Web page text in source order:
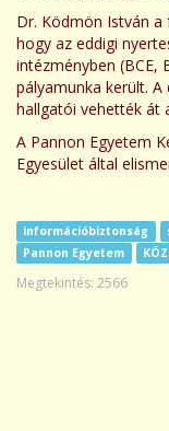
Dr. Ködmön István
hogy az eddigi
intézményben (BCE,
pályamunka került.
hallgatói vehették át
A Pannon Egyetem
Egyesület által
információbiztonság
Pannon Egyetem
Megtekintés: 2566